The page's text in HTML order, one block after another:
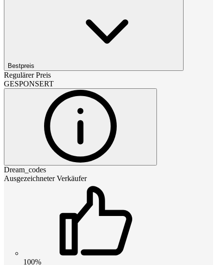
Bestpreis
Regulärer Preis
GESPONSERT
Dream_codes
Ausgezeichneter Verkäufer
100%